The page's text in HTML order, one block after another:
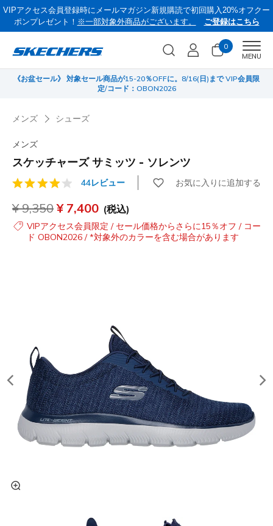
VIPアクセス会員登録時にメールマガジン新規購読で初回購入20%オフクー
ポンプレゼント！ ※一部対象外商品がございます。 ご登録はこちら
0
MENU
《お盆セール》 対象セール商品が15-20％OFFに。8/16(日)まで VIP会員限
定/コード：OBON2026
メンズ シューズ
メンズ
スケッチャーズ サミッツ - ソレンツ
顧客評価5/5件 44レビュー お気に入りに追加する
からの値引き
¥ 9,350から
¥ 7,400 (税込)
VIPアクセス会員限定 / セール価格からさらに15％オフ / コー
ド OBON2026 / *対象外のカラーを含む場合があります